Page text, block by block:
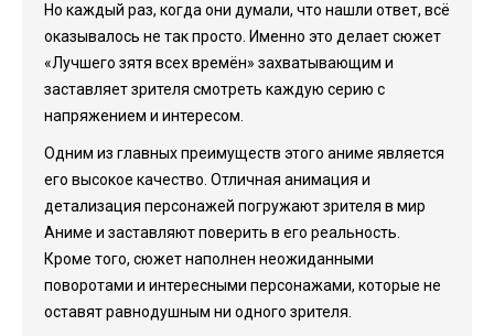
Но каждый раз, когда они думали, что нашли ответ, всё
оказывалось не так просто. Именно это делает сюжет
«Лучшего зятя всех времён» захватывающим и
заставляет зрителя смотреть каждую серию с
напряжением и интересом.
Одним из главных преимуществ этого аниме является
его высокое качество. Отличная анимация и
детализация персонажей погружают зрителя в мир
Аниме и заставляют поверить в его реальность.
Кроме того, сюжет наполнен неожиданными
поворотами и интересными персонажами, которые не
оставят равнодушным ни одного зрителя.